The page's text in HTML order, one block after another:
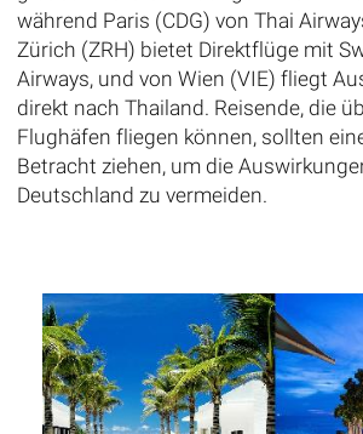
während Paris (CDG) von Thai
Zürich (ZRH) bietet Direktflüge mit
Airways, und von Wien (VIE) fliegt
direkt nach Thailand. Reisende, die
Flughäfen fliegen können, sollten
Betracht ziehen, um die
Deutschland zu vermeiden.